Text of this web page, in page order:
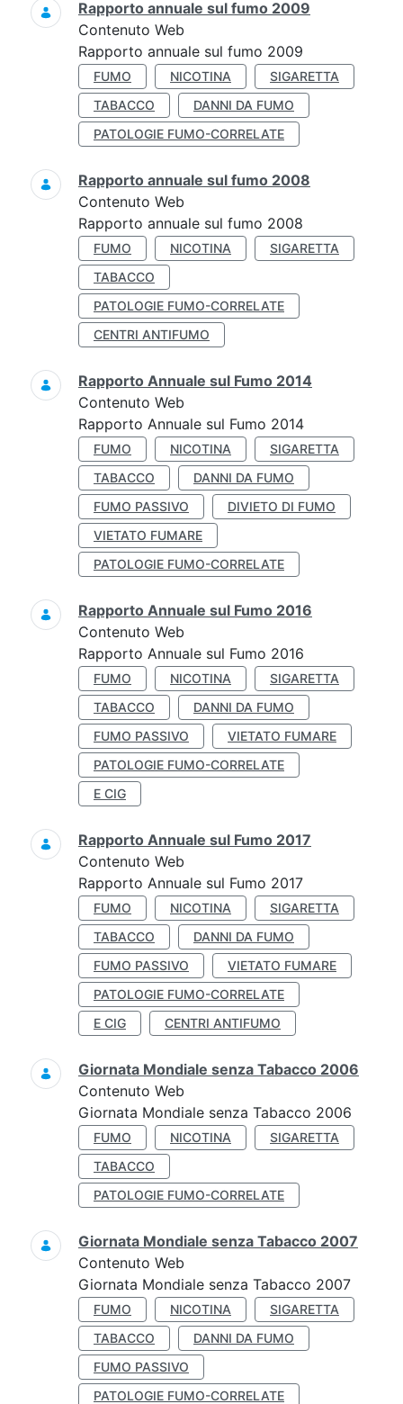
Rapporto annuale sul fumo 2009
Contenuto Web
Rapporto annuale sul fumo 2009
FUMO NICOTINA
SIGARETTA
TABACCO
DANNI DA FUMO
PATOLOGIE FUMO-CORRELATE
Rapporto annuale sul fumo 2008
Contenuto Web
Rapporto annuale sul fumo 2008
FUMO NICOTINA
SIGARETTA
TABACCO
PATOLOGIE FUMO-CORRELATE
CENTRI ANTIFUMO
Rapporto Annuale sul Fumo 2014
Contenuto Web
Rapporto Annuale sul Fumo 2014
FUMO NICOTINA
SIGARETTA
TABACCO
DANNI DA FUMO
FUMO PASSIVO
DIVIETO DI FUMO
VIETATO FUMARE
PATOLOGIE FUMO-CORRELATE
Rapporto Annuale sul Fumo 2016
Contenuto Web
Rapporto Annuale sul Fumo 2016
FUMO NICOTINA
SIGARETTA
TABACCO
DANNI DA FUMO
FUMO PASSIVO
VIETATO FUMARE
PATOLOGIE FUMO-CORRELATE
E CIG
Rapporto Annuale sul Fumo 2017
Contenuto Web
Rapporto Annuale sul Fumo 2017
FUMO NICOTINA
SIGARETTA
TABACCO
DANNI DA FUMO
FUMO PASSIVO
VIETATO FUMARE
PATOLOGIE FUMO-CORRELATE
E CIG
CENTRI ANTIFUMO
Giornata Mondiale senza Tabacco 2006
Contenuto Web
Giornata Mondiale senza Tabacco 2006
FUMO NICOTINA
SIGARETTA
TABACCO
PATOLOGIE FUMO-CORRELATE
Giornata Mondiale senza Tabacco 2007
Contenuto Web
Giornata Mondiale senza Tabacco 2007
FUMO NICOTINA
SIGARETTA
TABACCO
DANNI DA FUMO
FUMO PASSIVO
PATOLOGIE FUMO-CORRELATE